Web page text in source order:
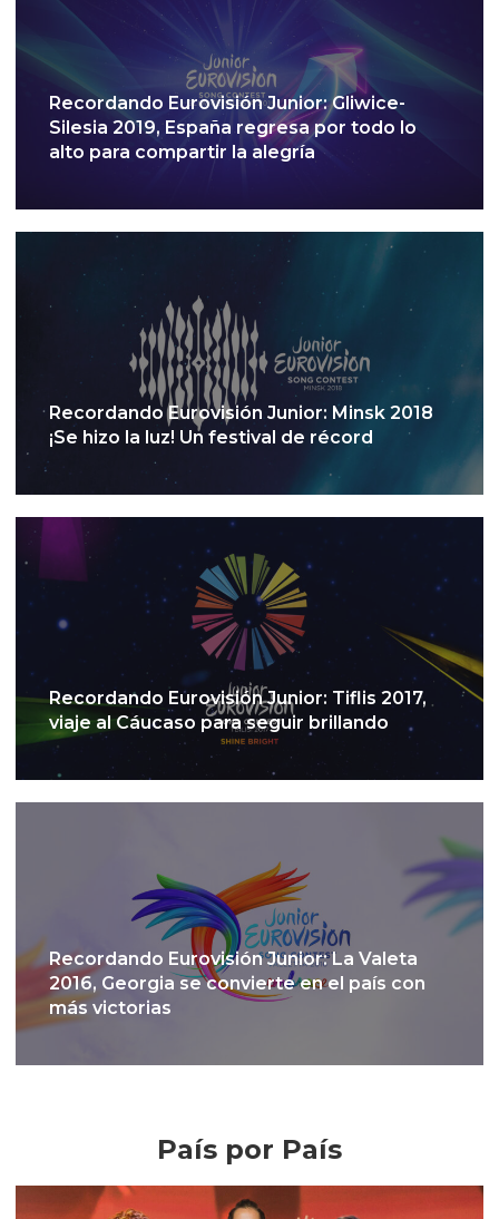
Recordando Eurovisión Junior: Gliwice-
Silesia 2019, España regresa por todo lo
alto para compartir la alegría
Recordando Eurovisión Junior: Minsk 2018
¡Se hizo la luz! Un festival de récord
Recordando Eurovisión Junior: Tiflis 2017,
viaje al Cáucaso para seguir brillando
Recordando Eurovisión Junior: La Valeta
2016, Georgia se convierte en el país con
más victorias
País por País